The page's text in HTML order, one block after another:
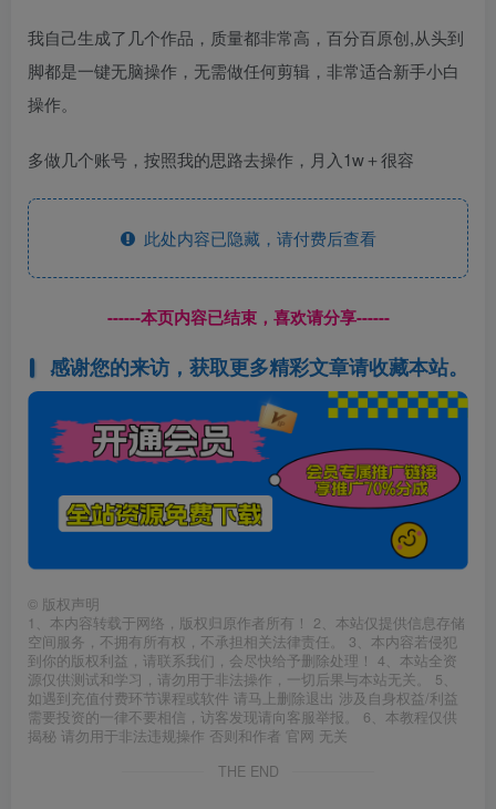
我自己生成了几个作品，质量都非常高，百分百原创,从头到
脚都是一键无脑操作，无需做任何剪辑，非常适合新手小白
操作。
多做几个账号，按照我的思路去操作，月入1w＋很容
此处内容已隐藏，请付费后查看
------本页内容已结束，喜欢请分享------
感谢您的来访，获取更多精彩文章请收藏本站。
© 版权声明
1、本内容转载于网络，版权归原作者所有！ 2、本站仅提供信息存储
空间服务，不拥有所有权，不承担相关法律责任。 3、本内容若侵犯
到你的版权利益，请联系我们，会尽快给予删除处理！ 4、本站全资
源仅供测试和学习，请勿用于非法操作，一切后果与本站无关。 5、
如遇到充值付费环节课程或软件 请马上删除退出 涉及自身权益/利益
需要投资的一律不要相信，访客发现请向客服举报。 6、本教程仅供
揭秘 请勿用于非法违规操作 否则和作者 官网 无关
THE END